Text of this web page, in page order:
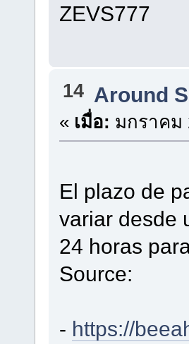
ZEVS777
14 Around
« เมื่อ: มกราคม
El plazo de
variar desde
24 horas
Source:
- https://